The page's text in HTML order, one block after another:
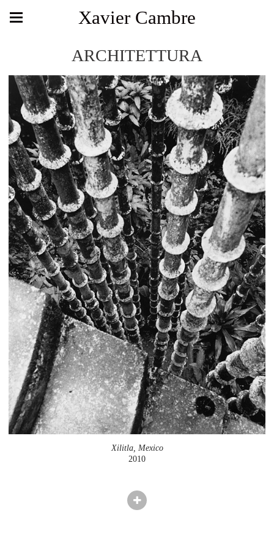
Xavier Cambre
ARCHITETTURA
Xilitla, Mexico
2010